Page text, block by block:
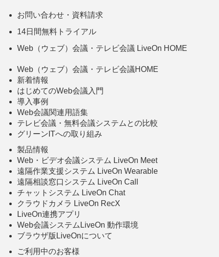
お問い合わせ・資料請求
14日間無料トライアル
Web（ウェブ）会議・テレビ会議 LiveOn HOME
Web（ウェブ）会議・テレビ会議HOME
新着情報
はじめてのWeb会議入門
導入事例
Web会議関連用語集
テレビ会議・無料会議システムとの比較
グリーンITへの取り組み
製品情報
Web・ビデオ会議システム LiveOn Meet
遠隔作業支援システム LiveOn Wearable
遠隔相談窓口システム LiveOn Call
チャットシステム LiveOn Chat
クラウドカメラ LiveOn RecX
LiveOn連携アプリ
Web会議システムLiveOn 動作環境
ブラウザ版LiveOnについて
ご利用中のお客様